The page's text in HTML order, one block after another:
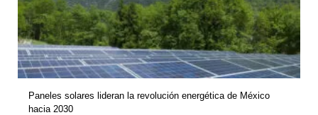
Paneles solares lideran la revolución energética de México
hacia 2030